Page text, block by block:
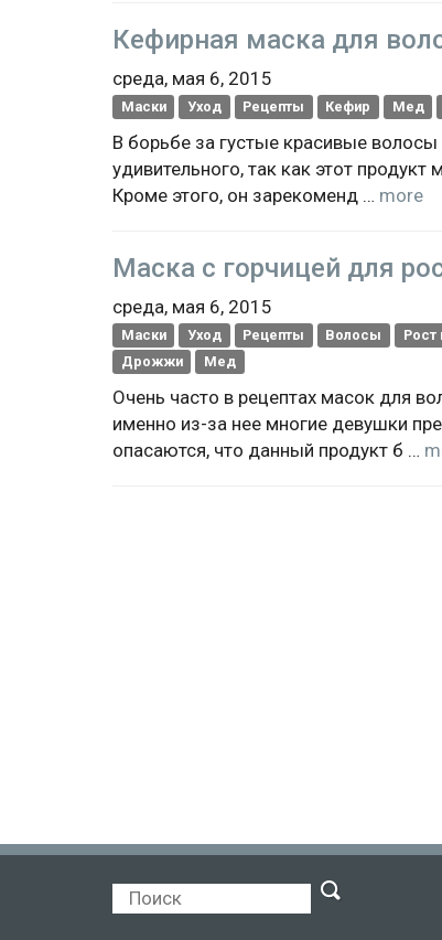
Кефирная маска для
среда, мая 6, 2015
Маски Уход Рецепты Кефир Мед
В борьбе за густые красивые
удивительного, так как этот
Кроме этого, он зарекоменд … more
Маска с горчицей для
среда, мая 6, 2015
Маски Уход Рецепты Волосы Рост
Дрожжи
Мед
Очень часто в рецептах масок для
именно из-за нее многие девушки
опасаются, что данный продукт б …